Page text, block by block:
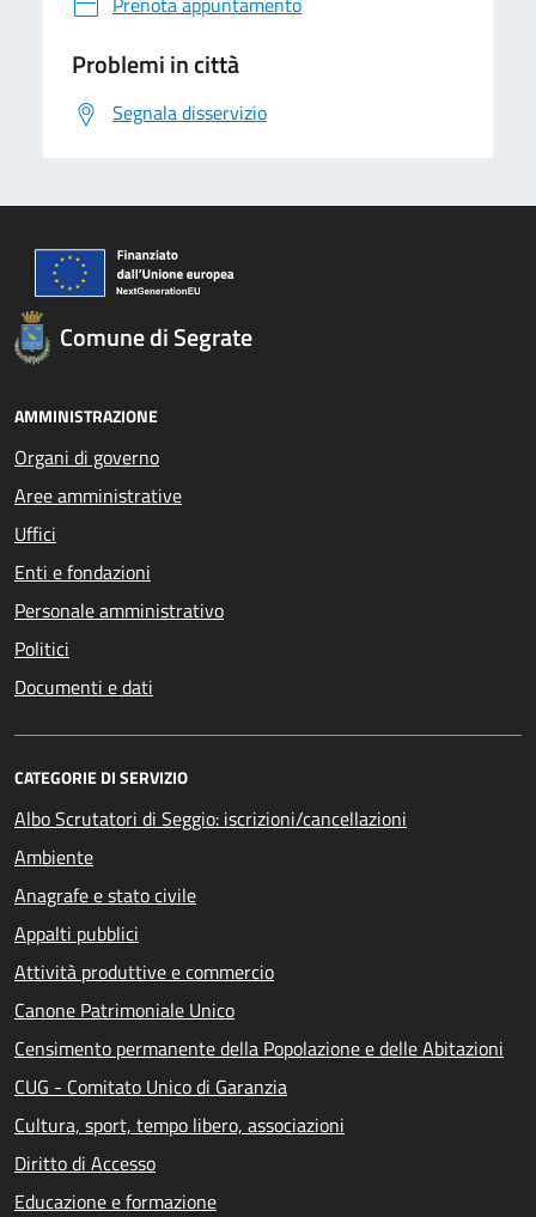
Problemi in città
Segnala disservizio
Comune di Segrate
AMMINISTRAZIONE
Organi di governo
Aree amministrative
Uffici
Enti e fondazioni
Personale amministrativo
Politici
Documenti e dati
CATEGORIE DI SERVIZIO
Albo Scrutatori di Seggio: iscrizioni/cancellazioni
Ambiente
Anagrafe e stato civile
Appalti pubblici
Attività produttive e commercio
Canone Patrimoniale Unico
Censimento permanente della Popolazione e delle Abitazioni
CUG - Comitato Unico di Garanzia
Cultura, sport, tempo libero, associazioni
Diritto di Accesso
Educazione e formazione